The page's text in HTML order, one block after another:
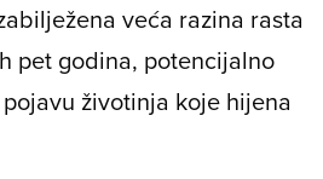
veća razina rasta
pet godina, potencijalno
životinja koje hijena